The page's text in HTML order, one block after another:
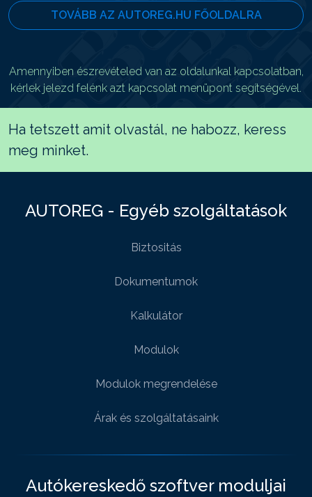
TOVÁBB AZ AUTOREG.HU FŐOLDALRA
Amennyiben észrevételed van az oldalunkal kapcsolatban,
kérlek jelezd felénk azt kapcsolat menüpont segítségével.
Ha tetszett amit olvastál, ne habozz, keress
meg minket.
AUTOREG - Egyéb szolgáltatások
Biztositás
Dokumentumok
Kalkulátor
Modulok
Modulok megrendelése
Árak és szolgáltatásaink
Autókereskedő szoftver moduljai